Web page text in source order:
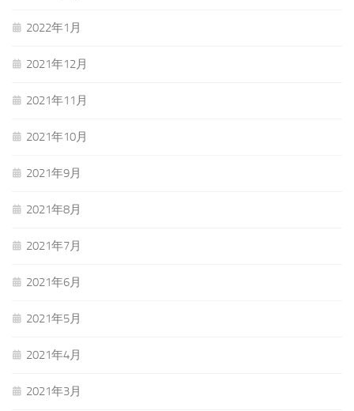
2022年1月
2021年12月
2021年11月
2021年10月
2021年9月
2021年8月
2021年7月
2021年6月
2021年5月
2021年4月
2021年3月